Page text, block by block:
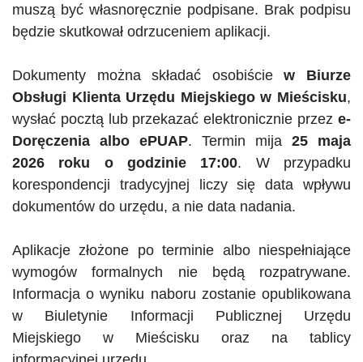
muszą być własnoręcznie podpisane. Brak podpisu
będzie skutkował odrzuceniem aplikacji.
Dokumenty można składać osobiściew Biurze
Obsługi Klienta Urzędu Miejskiego w Mieścisku,
wysłać pocztą lub przekazać elektronicznie przez e-
Doręczenia albo ePUAP. Termin mija 25 maja
2026 roku o godzinie 17:00. W przypadku
korespondencji tradycyjnej liczy się data wpływu
dokumentów do urzędu, a nie data nadania.
Aplikacje złożone po terminie albo niespełniające
wymogów formalnych nie będą rozpatrywane.
Informacja o wyniku naboru zostanie opublikowana
w Biuletynie Informacji Publicznej Urzędu
Miejskiego w Mieścisku oraz na tablicy